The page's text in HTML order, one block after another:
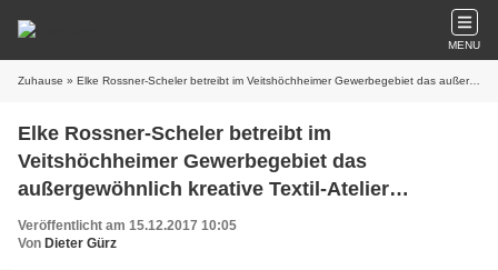
MENU
Zuhause » Elke Rossner-Scheler betreibt im Veitshöchheimer Gewerbegebiet das außergewöhnlich kreative Textil-Atelier texanimo
Elke Rossner-Scheler betreibt im
Veitshöchheimer Gewerbegebiet das
außergewöhnlich kreative Textil-Atelier
texanimo
Veröffentlicht am 15.12.2017 10:05
Von Dieter Gürz